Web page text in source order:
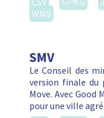
WMS
SMV
Le Conseil des
version finale du
Move. Avec
pour une ville